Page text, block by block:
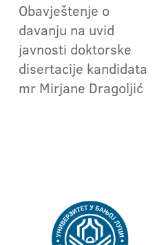
Obavještenje o
davanju na uvid
javnosti doktorske
disertacije kandidata
mr Mirjane Dragoljić